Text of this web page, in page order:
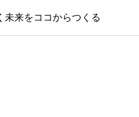
未来をココからつくる